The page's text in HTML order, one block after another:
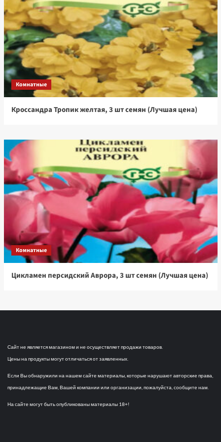
Комнатные
Кроссандра Тропик желтая, 3 шт семян (Лучшая цена)
Комнатные
Цикламен персидский Аврора, 3 шт семян (Лучшая цена)
Сайт не является магазином и не осуществляет продажи товаров.
Цены на продукты могут отличаться от заявленных.
Если Вы обнаружили на нашем сайте материалы, которые нарушают авторские права,
принадлежащие Вам, Вашей компании или организации, пожалуйста, сообщите нам.
На сайте могут быть опубликованы материалы 18+!